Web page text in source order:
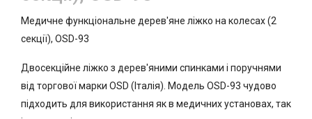
Медичне функціональне дерев'яне ліжко на колесах (2
секції), OSD-93
Двосекційне ліжко з дерев'яними спинками і поручнями
від торгової марки OSD (Італія). Модель OSD-93 чудово
підходить для використання як в медичних установах, так